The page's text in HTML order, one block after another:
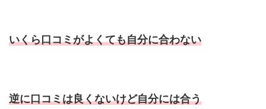
いくら口コミがよくても自分に合わない
逆に口コミは良くないけど自分には合う